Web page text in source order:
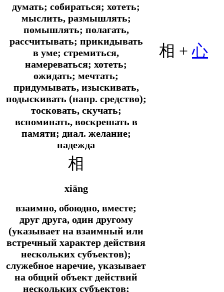
думать; собираться; хотеть;
мыслить, размышлять;
помышлять; полагать,
рассчитывать; прикидывать
в уме; стремиться,
намереваться; хотеть;
ожидать; мечтать;
придумывать, изыскивать,
подыскивать (напр. средство);
тосковать, скучать;
вспоминать, воскрешать в
памяти; диал. желание;
надежда
相 +心
相
xiāng
взаимно, обоюдно, вместе;
друг друга, один другому
(указывает на взаимный или
встречный характер действия
нескольких субъектов);
служебное наречие, указывает
на общий объект действий
нескольких субъектов;